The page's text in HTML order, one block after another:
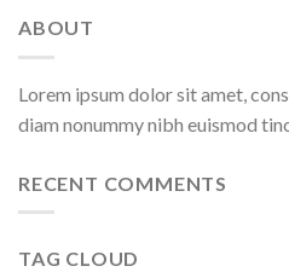
ABOUT
Lorem ipsum dolor sit amet,
diam nonummy nibh euismod
RECENT COMMENTS
TAG CLOUD